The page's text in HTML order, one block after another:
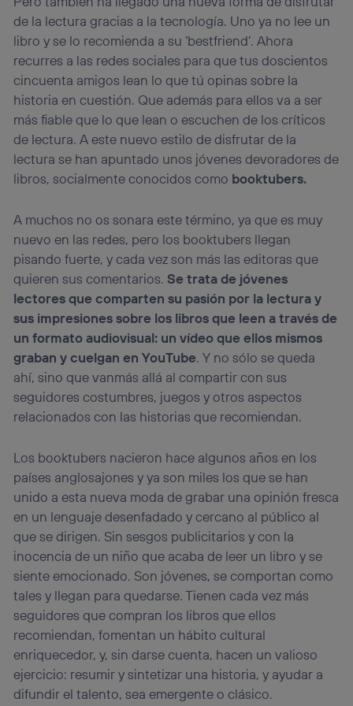
de la lectura gracias a la tecnología. Uno ya no lee un
libro y se lo recomienda a su ‘bestfriend’. Ahora
recurres a las redes sociales para que tus doscientos
cincuenta amigos lean lo que tú opinas sobre la
historia en cuestión. Que además para ellos va a ser
más fiable que lo que lean o escuchen de los críticos
de lectura. A este nuevo estilo de disfrutar de la
lectura se han apuntado unos jóvenes devoradores de
libros, socialmente conocidos como booktubers.
A muchos no os sonara este término, ya que es muy
nuevo en las redes, pero los booktubers llegan
pisando fuerte, y cada vez son más las editoras que
quieren sus comentarios.Se trata de jóvenes
lectores que comparten su pasión por la lectura y
sus impresiones sobre los libros que leen a través de
un formato audiovisual: un vídeo que ellos mismos
graban y cuelgan en YouTube. Y no sólo se queda
ahí, sino que vanmás allá al compartir con sus
seguidores costumbres, juegos y otros aspectos
relacionados con las historias que recomiendan.
Los booktubers nacieron hace algunos años en los
países anglosajones y ya son miles los que se han
unido a esta nueva moda de grabar una opinión fresca
en un lenguaje desenfadado y cercano al público al
que se dirigen. Sin sesgos publicitarios y con la
inocencia de un niño que acaba de leer un libro y se
siente emocionado. Son jóvenes, se comportan como
tales y llegan para quedarse. Tienen cada vez más
seguidores que compran los libros que ellos
recomiendan, fomentan un hábito cultural
enriquecedor, y, sin darse cuenta, hacen un valioso
ejercicio: resumir y sintetizar una historia, y ayudar a
difundir el talento, sea emergente o clásico.